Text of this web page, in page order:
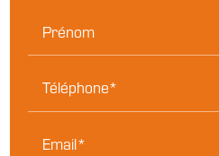
Prénom
Téléphone*
Email*